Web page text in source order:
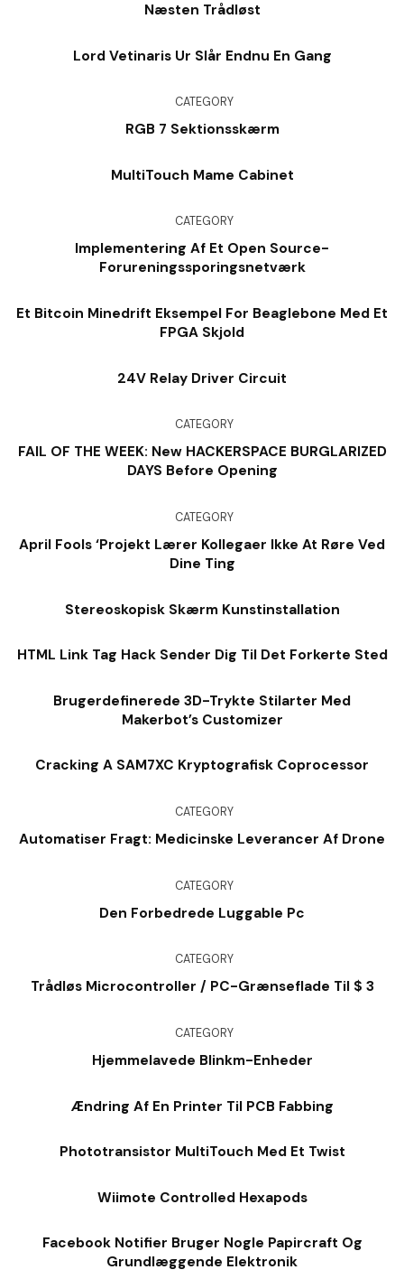
Næsten Trådløst
Lord Vetinaris Ur Slår Endnu En Gang
CATEGORY
RGB 7 Sektionsskærm
MultiTouch Mame Cabinet
CATEGORY
Implementering Af Et Open Source-
Forureningssporingsnetværk
Et Bitcoin Minedrift Eksempel For Beaglebone Med Et
FPGA Skjold
24V Relay Driver Circuit
CATEGORY
FAIL OF THE WEEK: New HACKERSPACE BURGLARIZED
DAYS Before Opening
CATEGORY
April Fools ‘Projekt Lærer Kollegaer Ikke At Røre Ved
Dine Ting
Stereoskopisk Skærm Kunstinstallation
HTML Link Tag Hack Sender Dig Til Det Forkerte Sted
Brugerdefinerede 3D-Trykte Stilarter Med
Makerbot’s Customizer
Cracking A SAM7XC Kryptografisk Coprocessor
CATEGORY
Automatiser Fragt: Medicinske Leverancer Af Drone
CATEGORY
Den Forbedrede Luggable Pc
CATEGORY
Trådløs Microcontroller / PC-Grænseflade Til $ 3
CATEGORY
Hjemmelavede Blinkm-Enheder
Ændring Af En Printer Til PCB Fabbing
Phototransistor MultiTouch Med Et Twist
Wiimote Controlled Hexapods
Facebook Notifier Bruger Nogle Papircraft Og
Grundlæggende Elektronik